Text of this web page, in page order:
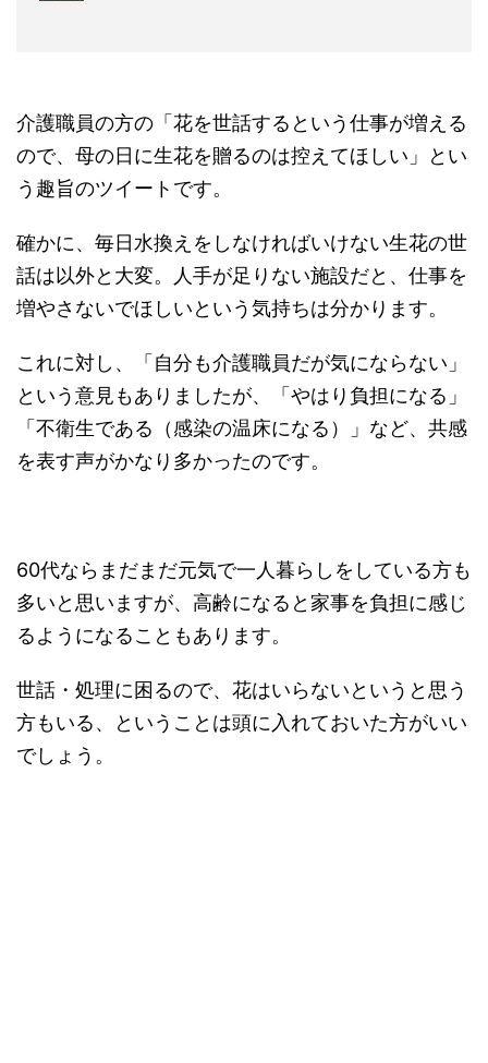
介護職員の方の「花を世話するという仕事が増える
ので、母の日に生花を贈るのは控えてほしい」とい
う趣旨のツイートです。
確かに、毎日水換えをしなければいけない生花の世
話は以外と大変。人手が足りない施設だと、仕事を
増やさないでほしいという気持ちは分かります。
これに対し、「自分も介護職員だが気にならない」
という意見もありましたが、「やはり負担になる」
「不衛生である（感染の温床になる）」など、共感
を表す声がかなり多かったのです。
60代ならまだまだ元気で一人暮らしをしている方も
多いと思いますが、高齢になると家事を負担に感じ
るようになることもあります。
世話・処理に困るので、花はいらないというと思う
方もいる、ということは頭に入れておいた方がいい
でしょう。